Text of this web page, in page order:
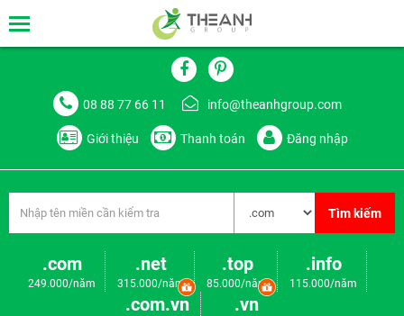
08 88 77 66 11 info@theanhgroup.com
Giới thiệu Thanh toán Đăng nhập
Tìm kiếm
.com
249.000/năm
.net
315.000/năm
.top
85.000/năm
.info
115.000/năm
.com.vn .vn